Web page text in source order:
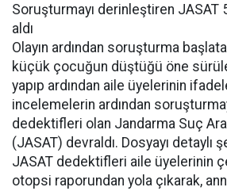
Soruşturmayı derinleştiren JASAT
aldı
Olayın ardından soruşturma
küçük çocuğun düştüğü öne
yapıp ardından aile üyelerinin
incelemelerin ardından
dedektifleri olan Jandarma Suç
(JASAT) devraldı. Dosyayı detaylı
JASAT dedektifleri aile üyelerinin
otopsi raporundan yola çıkarak,